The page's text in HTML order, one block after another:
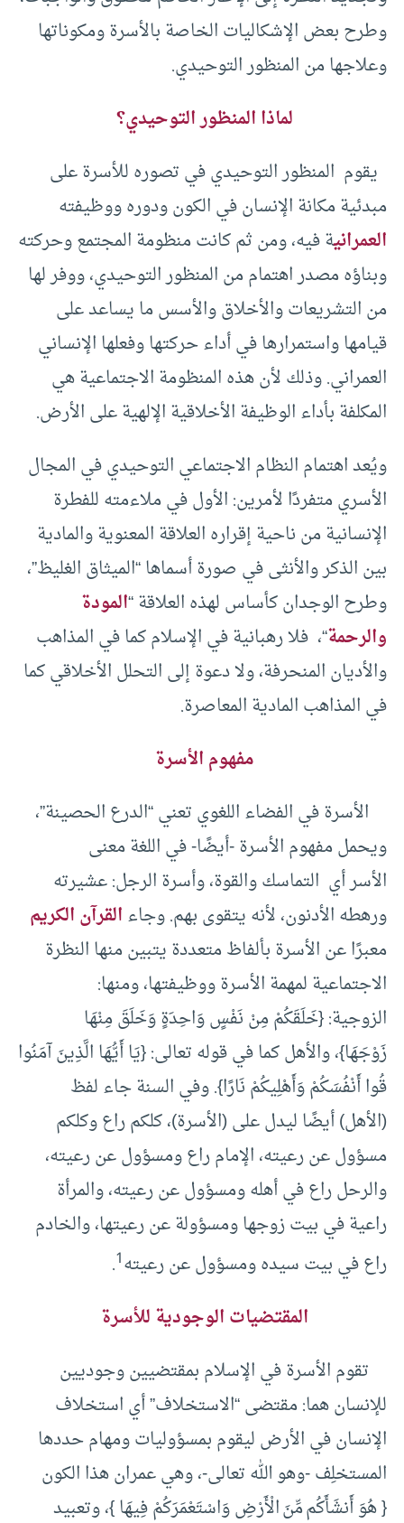
وطرح بعض الإشكاليات الخاصة بالأسرة ومكوناتها
وعلاجها من المنظور التوحيدي.
لماذا المنظور التوحيدي؟
يقوم المنظور التوحيدي في تصوره للأسرة على
مبدئية مكانة الإنسان في الكون ودوره ووظيفته
العمرانية فيه، ومن ثم كانت منظومة المجتمع وحركته
وبناؤه مصدر اهتمام من المنظور التوحيدي، ووفر لها
من التشريعات والأخلاق والأسس ما يساعد على
قيامها واستمرارها في أداء حركتها وفعلها الإنساني
العمراني. وذلك لأن هذه المنظومة الاجتماعية هي
المكلفة بأداء الوظيفة الأخلاقية الإلهية على الأرض.
ويُعد اهتمام النظام الاجتماعي التوحيدي في المجال
الأسري متفردًا لأمرين: الأول في ملاءمته للفطرة
الإنسانية من ناحية إقراره العلاقة المعنوية والمادية
بين الذكر والأنثى في صورة أسماها “الميثاق الغليظ”،
وطرح الوجدان كأساس لهذه العلاقة “المودة
والرحمة“، فلا رهبانية في الإسلام كما في المذاهب
والأديان المنحرفة، ولا دعوة إلى التحلل الأخلاقي كما
في المذاهب المادية المعاصرة.
مفهوم الأسرة
الأسرة في الفضاء اللغوي تعني “الدرع الحصينة”،
ويحمل مفهوم الأسرة -أيضًا- في اللغة معنى
الأسر أي التماسك والقوة، وأسرة الرجل: عشيرته
ورهطه الأدنون، لأنه يتقوى بهم. وجاءالقرآن الكريم
معبرًا عن الأسرة بألفاظ متعددة يتبين منها النظرة
الاجتماعية لمهمة الأسرة ووظيفتها، ومنها:
الزوجية: {خَلَقَكُمْ مِنْ نَفْسٍ وَاحِدَةٍ وَخَلَقَ مِنْهَا
زَوْجَهَا}، والأهل كما في قوله تعالى: {يَا أَيُّهَا الَّذِينَ آمَنُوا
قُوا أَنْفُسَكُمْ وَأَهْلِيكُمْ نَارًا}. وفي السنة جاء لفظ
(الأهل) أيضًا ليدل على (الأسرة)، كلكم راع وكلكم
مسؤول عن رعيته، الإمام راع ومسؤول عن رعيته،
والرحل راع في أهله ومسؤول عن رعيته، والمرأة
راعية في بيت زوجها ومسؤولة عن رعيتها، والخادم
راع في بيت سيده ومسؤول عن رعيته1
.
المقتضياتالوجوديةللأسرة
تقوم الأسرة في الإسلام بمقتضيين وجوديين
للإنسان هما: مقتضى “الاستخلاف” أي استخلاف
الإنسان في الأرض ليقوم بمسؤوليات ومهام حددها
المستخلِف -وهو الله تعالى-، وهي عمران هذا الكون
{ هُوَ أَنشَأَكُم مِّنَ الْأَرْضِ وَاسْتَعْمَرَكُمْ فِيهَا }، وتعبيد